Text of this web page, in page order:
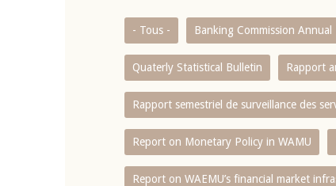
- Tous - Banking Commission Annual
Quaterly Statistical Bulletin Rapport
Rapport semestriel de surveillance des
Report on Monetary Policy in WAMU
Report on WAEMU’s financial market